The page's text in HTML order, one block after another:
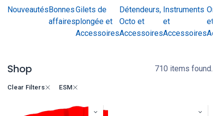
NouveautésBonnes
affaires
Gilets de
plongée et
Accessoires
Détendeurs,
Octo et
Accessoires
Instruments
et
Accessoires
et
Shop 710 items found.
Clear Filters ESM